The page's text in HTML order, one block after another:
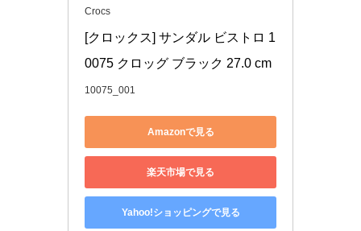
Crocs
[クロックス] サンダル ビストロ 1
0075 クロッグ ブラック 27.0 cm
10075_001
Amazonで見る
楽天市場で見る
Yahoo!ショッピングで見る